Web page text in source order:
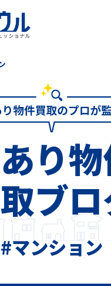
り
ブ
#マンション